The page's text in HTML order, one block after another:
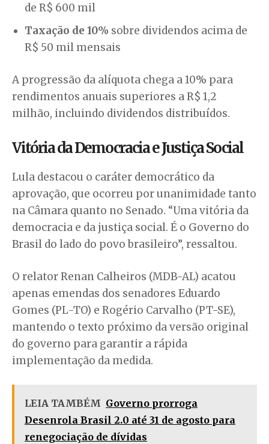
de R$ 600 mil
Taxação de 10% sobre dividendos acima de
R$ 50 mil mensais
A progressão da alíquota chega a 10% para
rendimentos anuais superiores a R$ 1,2
milhão, incluindo dividendos distribuídos.
Vitória da Democracia e Justiça Social
Lula destacou o caráter democrático da
aprovação, que ocorreu por unanimidade tanto
na Câmara quanto no Senado. “Uma vitória da
democracia e da justiça social. É o Governo do
Brasil do lado do povo brasileiro”, ressaltou.
O relator Renan Calheiros (MDB-AL) acatou
apenas emendas dos senadores Eduardo
Gomes (PL-TO) e Rogério Carvalho (PT-SE),
mantendo o texto próximo da versão original
do governo para garantir a rápida
implementação da medida.
LEIA TAMBÉM Governo prorroga
Desenrola Brasil 2.0 até 31 de agosto para
renegociação de dívidas